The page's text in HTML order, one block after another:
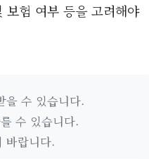
험 여부 등을 고려해야
을 수 있습니다.
수 있습니다.
바랍니다.